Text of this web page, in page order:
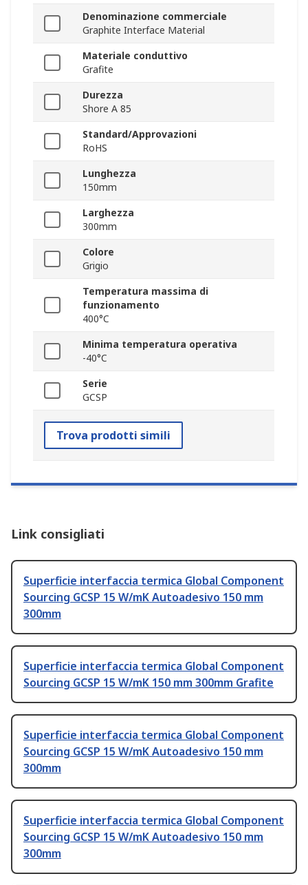
Denominazione commerciale
Graphite Interface Material
Materiale conduttivo
Grafite
Durezza
Shore A 85
Standard/Approvazioni
RoHS
Lunghezza
150mm
Larghezza
300mm
Colore
Grigio
Temperatura massima di
funzionamento
400°C
Minima temperatura operativa
-40°C
Serie
GCSP
Trova prodotti simili
Link consigliati
Superficie interfaccia termica Global Component
Sourcing GCSP 15 W/mK Autoadesivo 150 mm
300mm
Superficie interfaccia termica Global Component
Sourcing GCSP 15 W/mK 150 mm 300mm Grafite
Superficie interfaccia termica Global Component
Sourcing GCSP 15 W/mK Autoadesivo 150 mm
300mm
Superficie interfaccia termica Global Component
Sourcing GCSP 15 W/mK Autoadesivo 150 mm
300mm